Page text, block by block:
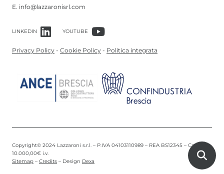
E. info@lazzaronisrl.com
LINKEDIN YOUTUBE
Privacy Policy - Cookie Policy - Politica integrata
Copyright© 2024 Lazzaroni s.r.l. – P.IVA 04103110989 – REA BS12345 – Cap. Soc.
10.000,00€ i.v.
Sitemap – Credits – Design Dexa